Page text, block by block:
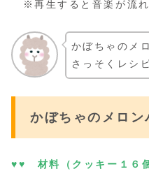
※再生すると音楽が流れ
かぼちゃのメ
さっそくレシ
かぼちゃのメロン
♥♥ 材料（クッキー１６